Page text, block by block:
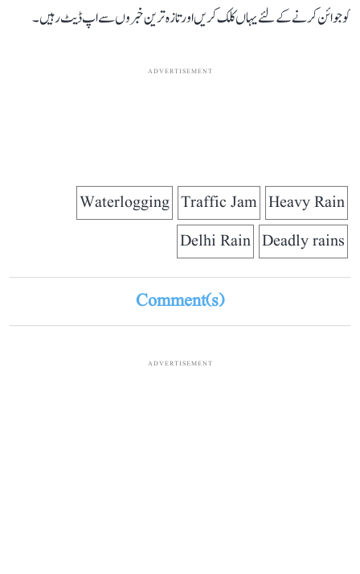
کو جوائن کرنے کے لئے یہاں کلک کریں اور تازہ ترین خبروں سے اپ ڈیٹ رہیں۔
ADVERTISEMENT
Heavy Rain
Traffic Jam
Waterlogging
Deadly rains
Delhi Rain
Comment(s)
ADVERTISEMENT